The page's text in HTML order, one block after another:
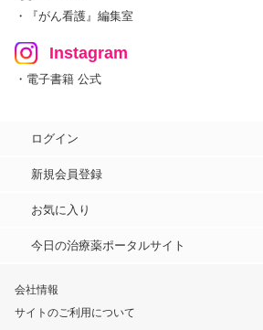
・『がん看護』編集室
Instagram
・電子書籍 公式
ログイン
新規会員登録
お気に入り
今日の治療薬ポータルサイト
会社情報
サイトのご利用について